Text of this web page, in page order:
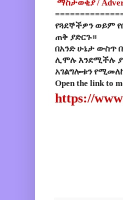
ማስታወቂያ/
የጓደኞችዎን ወይም
ጠቅ ያድርጉ።
በአንድ ሁኔታ ውስጥ
ሊሞሉ እንደሚችሉ
አገልግሎቱን
Open the link to
https://